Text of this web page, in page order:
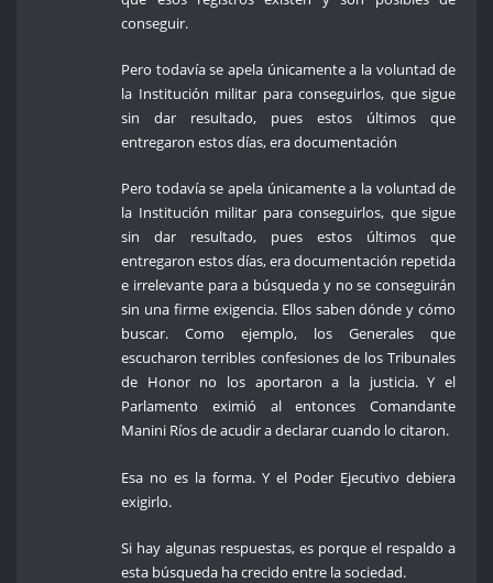
conseguir.
Pero todavía se apela únicamente a la voluntad de
la Institución militar para conseguirlos, que sigue
sin dar resultado, pues estos últimos que
entregaron estos días, era documentación
Pero todavía se apela únicamente a la voluntad de
la Institución militar para conseguirlos, que sigue
sin dar resultado, pues estos últimos que
entregaron estos días, era documentación repetida
e irrelevante para a búsqueda y no se conseguirán
sin una firme exigencia. Ellos saben dónde y cómo
buscar. Como ejemplo, los Generales que
escucharon terribles confesiones de los Tribunales
de Honor no los aportaron a la justicia. Y el
Parlamento eximió al entonces Comandante
Manini Ríos de acudir a declarar cuando lo citaron.
Esa no es la forma. Y el Poder Ejecutivo debiera
exigirlo.
Si hay algunas respuestas, es porque el respaldo a
esta búsqueda ha crecido entre la sociedad.